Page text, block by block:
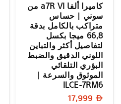
كاميرا ألفا a7R VI من
سوني | حساس
متراكب بالكامل بدقة
66,8 ميجا بكسل
لتفاصيل أكثر والتباين
اللوني الدقيق والضبط
البؤري التلقائي
الموثوق والسرعة |
ILCE-7RM6
السعر